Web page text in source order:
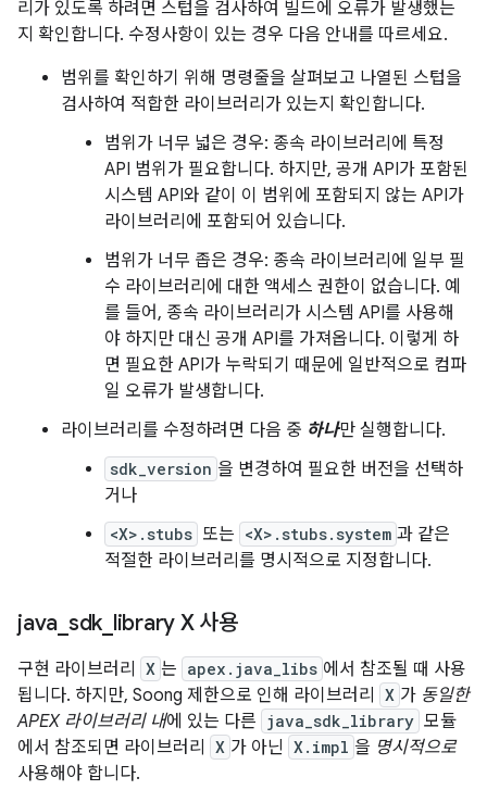
리가 있도록 하려면 스텁을 검사하여 빌드에 오류가 발생했는
지 확인합니다. 수정사항이 있는 경우 다음 안내를 따르세요.
범위를 확인하기 위해 명령줄을 살펴보고 나열된 스텁을
검사하여 적합한 라이브러리가 있는지 확인합니다.
범위가 너무 넓은 경우: 종속 라이브러리에 특정
API 범위가 필요합니다. 하지만, 공개 API가 포함된
시스템 API와 같이 이 범위에 포함되지 않는 API가
라이브러리에 포함되어 있습니다.
범위가 너무 좁은 경우: 종속 라이브러리에 일부 필
수 라이브러리에 대한 액세스 권한이 없습니다. 예
를 들어, 종속 라이브러리가 시스템 API를 사용해
야 하지만 대신 공개 API를 가져옵니다. 이렇게 하
면 필요한 API가 누락되기 때문에 일반적으로 컴파
일 오류가 발생합니다.
라이브러리를 수정하려면 다음 중 하나만 실행합니다.
sdk_version 을 변경하여 필요한 버전을 선택하
거나
<X>.stubs 또는 <X>.stubs.system 과 같은
적절한 라이브러리를 명시적으로 지정합니다.
java sdk library X 사용
구현 라이브러리 X 는 apex.java_libs 에서 참조될 때 사용
됩니다. 하지만, Soong 제한으로 인해 라이브러리
X 가 동일한
APEX 라이브러리 내에 있는 다른 java_sdk_library 모듈
에서 참조되면 라이브러리
X 가 아닌 X.impl 을 명시적으로
사용해야 합니다.